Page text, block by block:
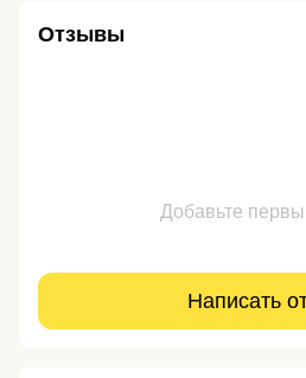
Отзывы
Добавьте
Написать